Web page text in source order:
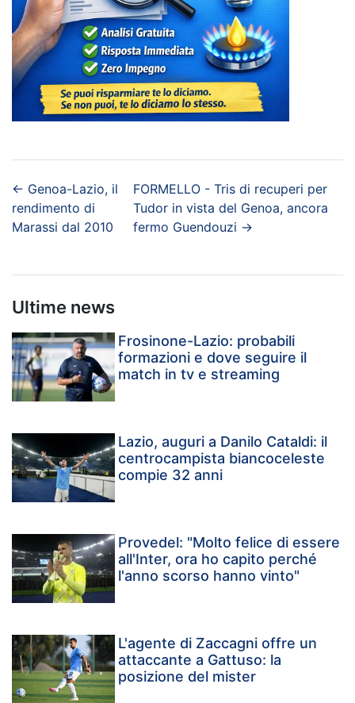
← Genoa-Lazio, il
rendimento di
Marassi dal 2010
FORMELLO - Tris di recuperi per
Tudor in vista del Genoa, ancora
fermo Guendouzi →
Ultime news
Frosinone-Lazio: probabili
formazioni e dove seguire il
match in tv e streaming
Lazio, auguri a Danilo Cataldi: il
centrocampista biancoceleste
compie 32 anni
Provedel: "Molto felice di essere
all'Inter, ora ho capito perché
l'anno scorso hanno vinto"
L'agente di Zaccagni offre un
attaccante a Gattuso: la
posizione del mister